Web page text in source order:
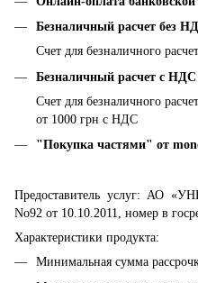
Безналичный расчет без
Счет для безналичного
Безналичный расчет с НДС
Счет для безналичного
от 1000 грн с НДС
"Покупка частями" от
Предоставитель услуг: АО
No92 от 10.10.2011, номер в
Характеристики продукта:
Минимальная сумма